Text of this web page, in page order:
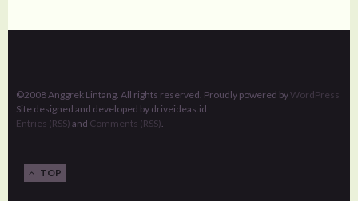
©2008 Anggrek Lintang. All rights reserved. Proudly powered byWordPress
Site designed and developed by driveideas.id
Entries (RSS) and Comments (RSS).
TOP